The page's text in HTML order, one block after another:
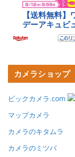
カメラショップ
ビックカメラ.com
マップカメラ
カメラのキタムラ
カメラのミツバ